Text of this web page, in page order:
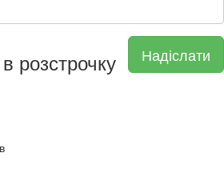
Надіслати
розстрочку